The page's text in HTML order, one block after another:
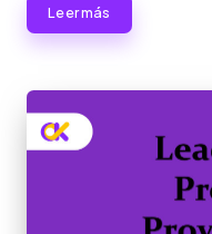
Leer más